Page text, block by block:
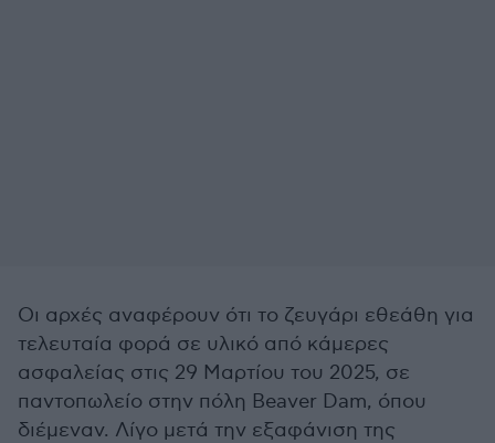
Οι αρχές αναφέρουν ότι το ζευγάρι εθεάθη για
τελευταία φορά σε υλικό από κάμερες
ασφαλείας στις 29 Μαρτίου του 2025, σε
παντοπωλείο στην πόλη Beaver Dam, όπου
διέμεναν. Λίγο μετά την εξαφάνιση της